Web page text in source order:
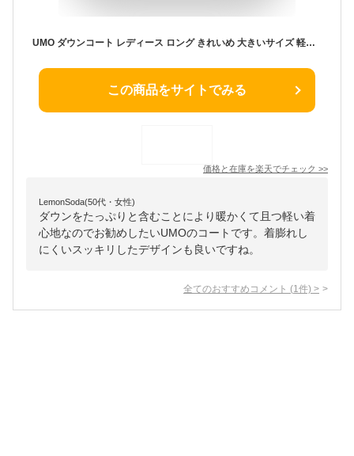
UMO ダウンコート レディース ロング きれいめ 大きいサイズ 軽量 暖かい ダウンジャケット 中綿 ダウン ロングコート ブランド アウター 冬 フード付き おしゃれ 防寒 ロングダウン ベンチコート 可愛い 10代 20代 30代 40代 50代 60代 70代 黒 白 プレゼント
この商品をサイトでみる
価格と在庫を楽天でチェック >>
LemonSoda(50代・女性)
ダウンをたっぷりと含むことにより暖かくて且つ軽い着
心地なのでお勧めしたいUMOのコートです。着膨れし
にくいスッキリしたデザインも良いですね。
全てのおすすめコメント (1 件) >